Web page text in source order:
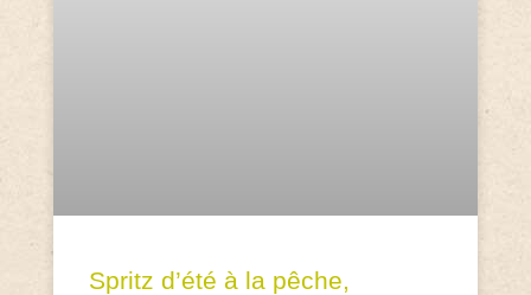
Spritz d’été à la pêche,